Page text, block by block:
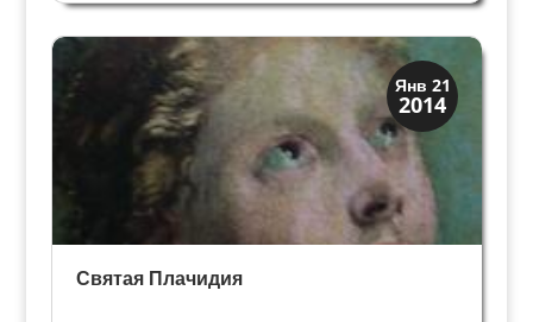
Аквар) - «ин Акваро». Здания старого Лазарета
снесли в 1517-19 гг. по распоряжению
венецианских...
Янв 21
2014
Святые и реликвии
Традиции
Святая Плачидия